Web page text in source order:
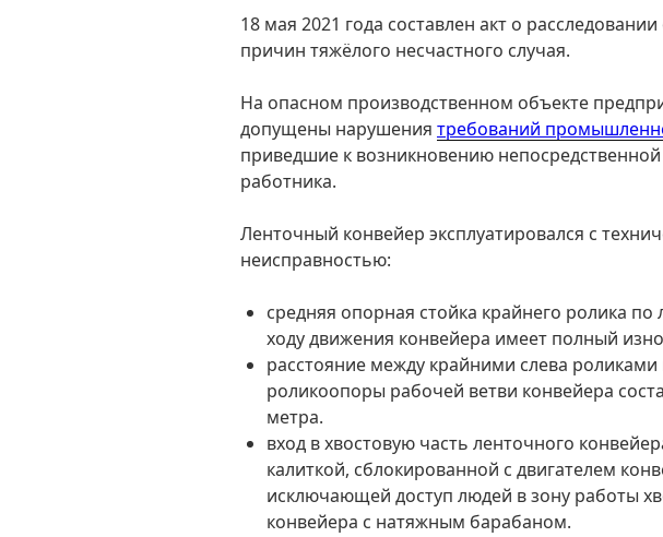
18 мая 2021 года составлен акт о
причин тяжёлого несчастного случая.
На опасном производственном объекте
допущены нарушения требований
приведшие к возникновению
работника.
Ленточный конвейер эксплуатировался с
неисправностью:
средняя опорная стойка крайнего ролика по
ходу движения конвейера имеет полный
расстояние между крайними слева роликами
роликоопоры рабочей ветви конвейера
метра.
вход в хвостовую часть ленточного
калиткой, сблокированной с двигателем
исключающей доступ людей в зону работы
конвейера с натяжным барабаном.